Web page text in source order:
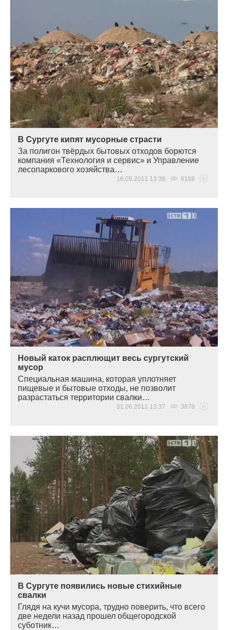
В Сургуте кипят мусорные страсти
За полигон твёрдых бытовых отходов борются
компания «Технология и сервис» и Управление
лесопаркового хозяйства…
16.09.2011 13:38 6188
Новый каток расплющит весь сургутский
мусор
Специальная машина, которая уплотняет
пищевые и бытовые отходы, не позволит
разрастаться территории свалки…
01.06.2011 13:37 3878
В Сургуте появились новые стихийные
свалки
Глядя на кучи мусора, трудно поверить, что всего
две недели назад прошел общегородской
суботник…